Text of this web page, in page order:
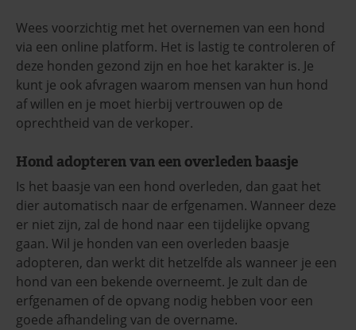
Wees voorzichtig met het overnemen van een hond
via een online platform. Het is lastig te controleren of
deze honden gezond zijn en hoe het karakter is. Je
kunt je ook afvragen waarom mensen van hun hond
af willen en je moet hierbij vertrouwen op de
oprechtheid van de verkoper.
Hond adopteren van een overleden baasje
Is het baasje van een hond overleden, dan gaat het
dier automatisch naar de erfgenamen. Wanneer deze
er niet zijn, zal de hond naar een tijdelijke opvang
gaan. Wil je honden van een overleden baasje
adopteren, dan werkt dit hetzelfde als wanneer je een
hond van een bekende overneemt. Je zult dan de
erfgenamen of de opvang nodig hebben voor een
goede afhandeling van de overname.